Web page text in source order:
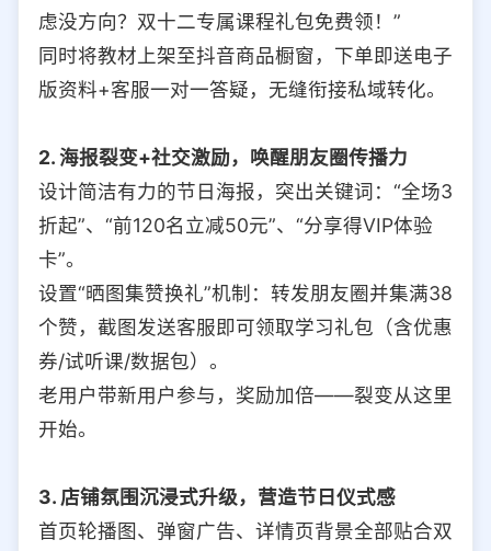
虑没方向？双十二专属课程礼包免费领！”
同时将教材上架至抖音商品橱窗，下单即送电子
版资料+客服一对一答疑，无缝衔接私域转化。
2. 海报裂变+社交激励，唤醒朋友圈传播力
设计简洁有力的节日海报，突出关键词：“全场3
折起”、“前120名立减50元”、“分享得VIP体验
卡”。
设置“晒图集赞换礼”机制：转发朋友圈并集满38
个赞，截图发送客服即可领取学习礼包（含优惠
券/试听课/数据包）。
老用户带新用户参与，奖励加倍——裂变从这里
开始。
3. 店铺氛围沉浸式升级，营造节日仪式感
首页轮播图、弹窗广告、详情页背景全部贴合双